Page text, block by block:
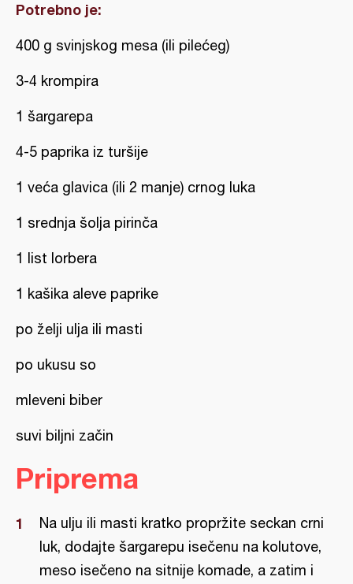
Potrebno je:
400 g svinjskog mesa (ili pilećeg)
3-4 krompira
1 šargarepa
4-5 paprika iz turšije
1 veća glavica (ili 2 manje) crnog luka
1 srednja šolja pirinča
1 list lorbera
1 kašika aleve paprike
po želji ulja ili masti
po ukusu so
mleveni biber
suvi biljni začin
Priprema
Na ulju ili masti kratko propržite seckan crni
luk, dodajte šargarepu isečenu na kolutove,
meso isečeno na sitnije komade, a zatim i